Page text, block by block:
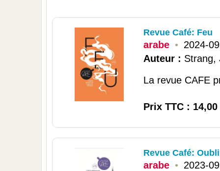
Revue Café: Feu
arabe • 2024-09
Auteur : Strang,
La revue CAFE
Prix TTC : 14,00
Revue Café: Oubli
arabe • 2023-09